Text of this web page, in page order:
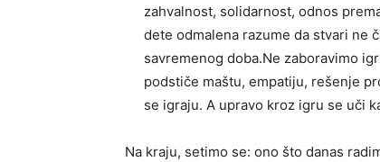
zahvalnost, solidarnost, odnos
dete odmalena razume da stvari ne
savremenog doba.Ne zaboravimo
podstiče maštu, empatiju, rešenje
se igraju. A upravo kroz igru se uči
Na kraju, setimo se: ono što danas